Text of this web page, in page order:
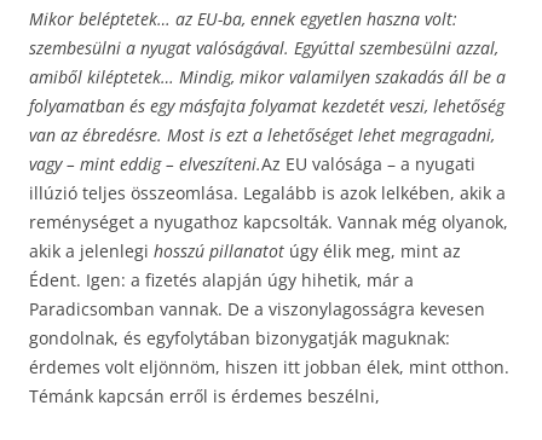
Mikor beléptetek… az EU-ba, ennek egyetlen haszna volt:
szembesülni a nyugat valóságával. Egyúttal szembesülni azzal,
amiből kiléptetek… Mindig, mikor valamilyen szakadás áll be a
folyamatban és egy másfajta folyamat kezdetét veszi, lehetőség
van az ébredésre. Most is ezt a lehetőséget lehet megragadni,
vagy – mint eddig – elveszíteni.Az EU valósága – a nyugati
illúzió teljes összeomlása. Legalább is azok lelkében, akik a
reménységet a nyugathoz kapcsolták. Vannak még olyanok,
akik a jelenlegi hosszú pillanatot úgy élik meg, mint az
Édent. Igen: a fizetés alapján úgy hihetik, már a
Paradicsomban vannak. De a viszonylagosságra kevesen
gondolnak, és egyfolytában bizonygatják maguknak:
érdemes volt eljönnöm, hiszen itt jobban élek, mint otthon.
Témánk kapcsán erről is érdemes beszélni,